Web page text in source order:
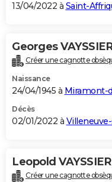
13/04/2022 à Saint-
Georges
Créer une cagnotte
Naissance
24/04/1945 à Miramont-
Décès
02/01/2022 à
Leopold
Créer une cagnotte